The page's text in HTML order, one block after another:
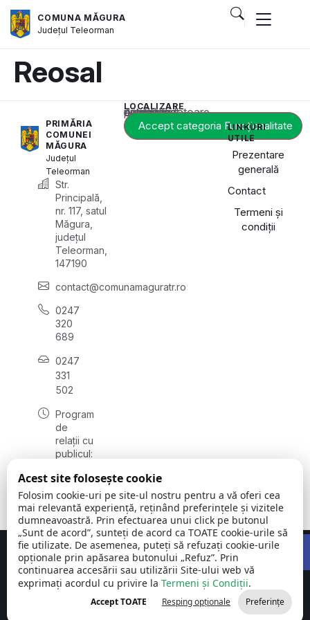
COMUNA MĂGURA
Județul Teleorman
Reosal
PRIMĂRIA
COMUNEI
MĂGURA
Județul
Teleorman
Str.
Principală,
nr. 117, satul
Măgura,
județul
Teleorman,
147190
contact@comunamaguratr.ro
0247
320
689
0247
331
502
Program
de
relații cu
publicul:
vineri
08:00 -
12:00
LOCALIZARE
Acest conținut este blocat până când acceptați categoria corespunzătoare de cookie-uri.
Accept categoria Funcționalitate
LINKURI
UTILE
Prezentare
generală
Contact
Termeni și
condiții
Comuna Măgura
Teleorman
©
2026
Toate
drepturile
rezervate
Concept realizat deBig Media Relații Publice SRL
Acest site folosește cookie
Folosim cookie-uri pe site-ul nostru pentru a vă oferi cea
mai relevantă experiență, reținând preferințele și vizitele
dumneavoastră. Prin efectuarea unui click pe butonul
„Sunt de acord”, sunteți de acord ca TOATE cookie-urile să
fie utilizate. De asemenea, puteți să refuzați cookie-urile
opționale prin apăsarea butonului „Refuz”. Prin
continuarea accesării sau utilizării Site-ului web vă
exprimați acordul cu privire la Termeni și Condiții.
Accept TOATE Resping opționale Preferințe